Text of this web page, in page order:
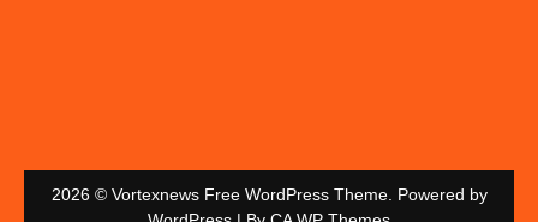
2026 © Vortexnews Free WordPress Theme. Powered by